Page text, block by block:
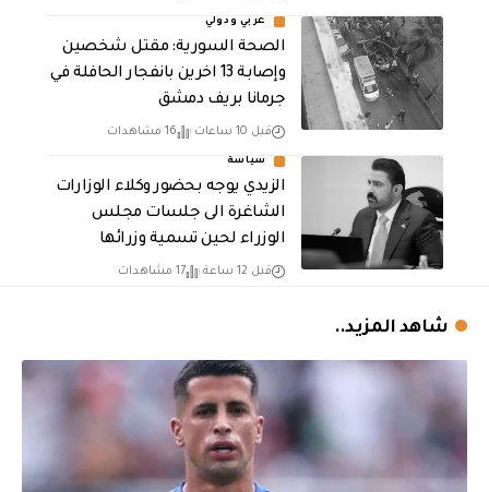
عربي ودولي
الصحة السورية: مقتل شخصين
وإصابة 13 اخرين بانفجار الحافلة في
جرمانا بريف دمشق
قبل 10 ساعات 16 مشاهدات
سياسة
الزيدي يوجه بحضور وكلاء الوزارات
الشاغرة الى جلسات مجلس
الوزراء لحين تسمية وزرائها
قبل 12 ساعة 17 مشاهدات
شاهد المزيد..